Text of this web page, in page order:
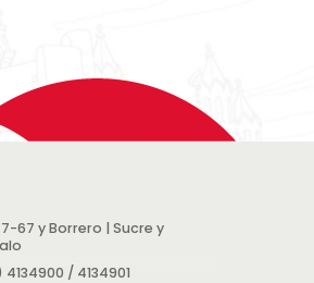
67 y Borrero | Sucre y
/ 4134901